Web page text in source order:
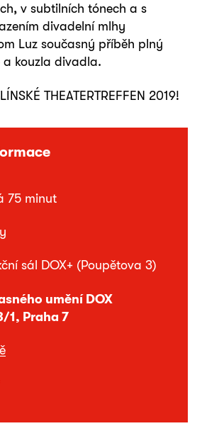
75 minut
sál DOX+ (Poupětova 3)
umění DOX
1, Praha 7
v subtilních tónech a s
divadelní mlhy
Luz současný příběh plný
kouzla divadla.
THEATERTREFFEN 2019!